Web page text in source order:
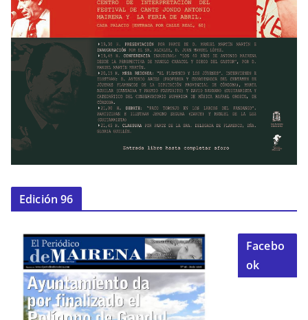
Edición 96
Facebo
ok